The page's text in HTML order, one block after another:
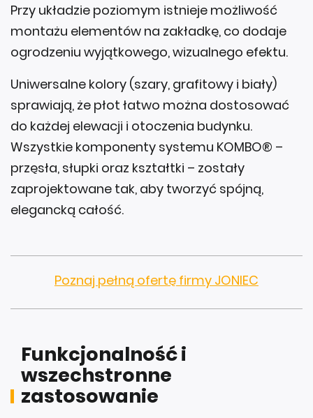
Przy układzie poziomym istnieje możliwość
montażu elementów na zakładkę, co dodaje
ogrodzeniu wyjątkowego, wizualnego efektu.
Uniwersalne kolory (szary, grafitowy i biały)
sprawiają, że płot łatwo można dostosować
do każdej elewacji i otoczenia budynku.
Wszystkie komponenty systemu KOMBO® –
przęsła, słupki oraz kształtki – zostały
zaprojektowane tak, aby tworzyć spójną,
elegancką całość.
Poznaj pełną ofertę firmy JONIEC
Funkcjonalność i
wszechstronne
zastosowanie